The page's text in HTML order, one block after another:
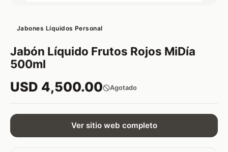
Jabones Líquidos Personal
Jabón Líquido Frutos Rojos MiDía
500ml
USD 4,500.00 Agotado
Ver sitio web completo